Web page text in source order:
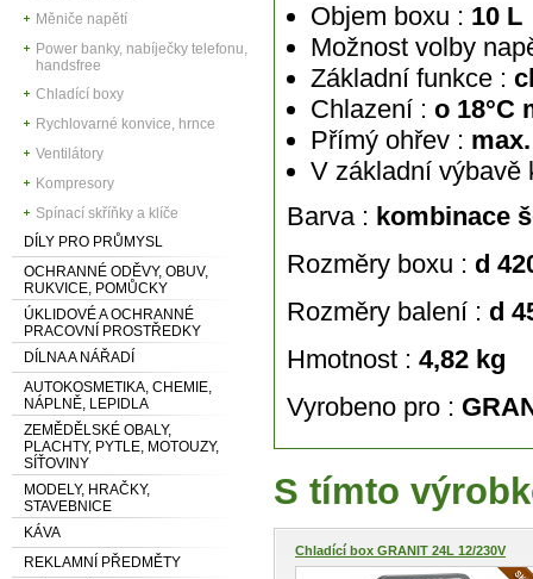
Měniče napětí
Power banky, nabíječky telefonu,
handsfree
Chladící boxy
Rychlovarné konvice, hrnce
Ventilátory
Kompresory
Spínací skříňky a klíče
DÍLY PRO PRŮMYSL
OCHRANNÉ ODĚVY, OBUV,
RUKVICE, POMŮCKY
ÚKLIDOVÉ A OCHRANNÉ
PRACOVNÍ PROSTŘEDKY
DÍLNA A NÁŘADÍ
AUTOKOSMETIKA, CHEMIE,
NÁPLNĚ, LEPIDLA
ZEMĚDĚLSKÉ OBALY,
PLACHTY, PYTLE, MOTOUZY,
SÍŤOVINY
MODELY, HRAČKY,
STAVEBNICE
KÁVA
REKLAMNÍ PŘEDMĚTY
Objem boxu : 10 L
Možnost volby
Základní funkce :
Chlazení :o 18°C
Přímý ohřev :
V základní výbavě
Barva : kombinace
Rozměry boxu : d
Rozměry balení : d
Hmotnost : 4,82 kg
Vyrobeno pro :
S tímto
Chladící box GRANIT 24L 12/230V